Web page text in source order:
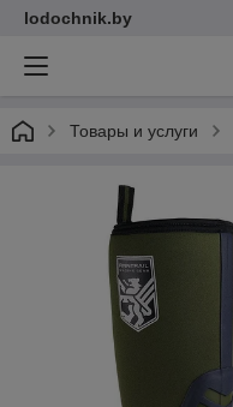
lodochnik.by
Товары и услуги